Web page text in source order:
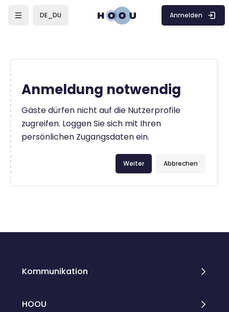
DE_DU Anmelden
Anmeldung notwendig
Gäste dürfen nicht auf die Nutzerprofile
zugreifen. Loggen Sie sich mit Ihren
persönlichen Zugangsdaten ein.
Abbrechen
Weiter
Kommunikation
HOOU